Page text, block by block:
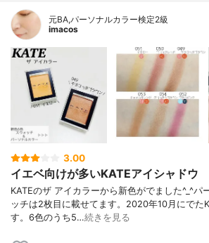
元BA,パーソナルカラー検定2級
imacos
3.00
イエベ向けが多いKATEアイシャドウ
KATEのザ アイカラーから新色がでました^_^パ
ッチは2枚目に載せてます。2020年10月にでた
す。6色のうち5…続きを見る